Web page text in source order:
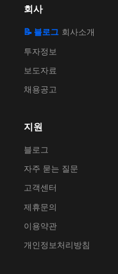
회사
📝 블로그 회사소개
투자정보
보도자료
채용공고
지원
블로그
자주 묻는 질문
고객센터
제휴문의
이용약관
개인정보처리방침